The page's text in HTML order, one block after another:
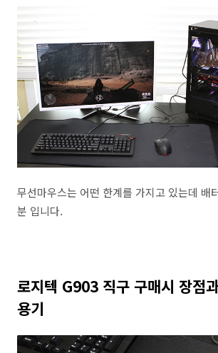
무선마우스는 어떤 한계를 가지고 있는데 배
분 입니다.
로지텍 G903 직구 구매시 장점
용기